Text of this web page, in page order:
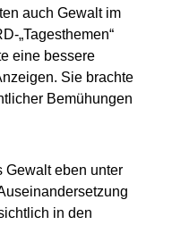
auch Gewalt im
„Tagesthemen“
eine bessere
Sie brachte
Bemühungen
Gewalt eben unter
in den